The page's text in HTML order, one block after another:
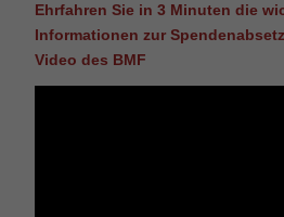
Ehrfahren Sie in 3 Minuten die
Informationen zur
Video des BMF